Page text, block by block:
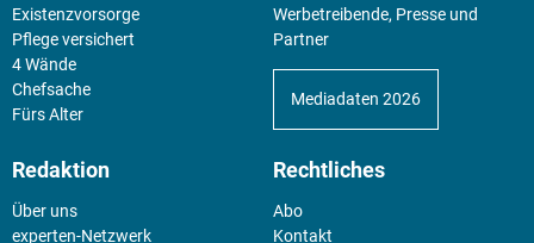
Existenz­vorsorge
Pflege versichert
4 Wände
Chefsache
Fürs Alter
Werbetreibende, Presse und
Partner
Mediadaten 2026
Redaktion
Über uns
experten-Netzwerk
Rechtliches
Abo
Kontakt